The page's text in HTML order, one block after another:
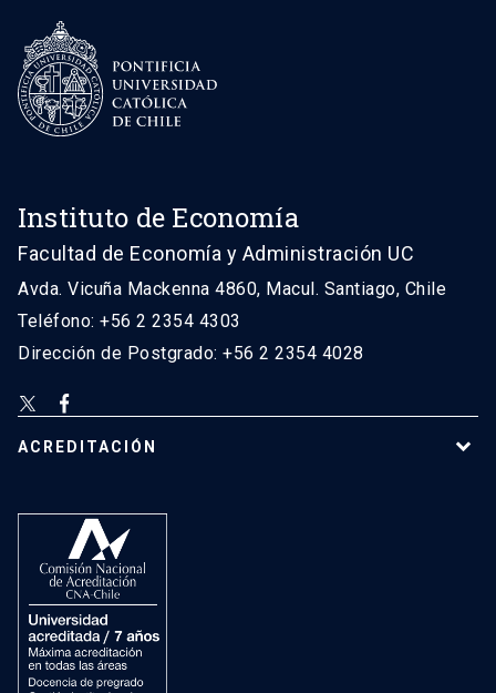
Instituto de Economía
Facultad de Economía y Administración UC
Avda. Vicuña Mackenna 4860, Macul. Santiago, Chile
Teléfono: +56 2 2354 4303
Dirección de Postgrado: +56 2 2354 4028
ACREDITACIÓN